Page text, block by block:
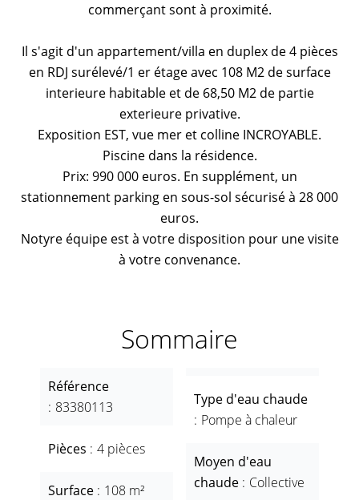
commerçant sont à proximité.
Il s'agit d'un appartement/villa en duplex de 4 pièces
en RDJ surélevé/1 er étage avec 108 M2 de surface
interieure habitable et de 68,50 M2 de partie
exterieure privative.
Exposition EST, vue mer et colline INCROYABLE.
Piscine dans la résidence.
Prix: 990 000 euros. En supplément, un
stationnement parking en sous-sol sécurisé à 28 000
euros.
Notyre équipe est à votre disposition pour une visite
à votre convenance.
Sommaire
Référence
83380113
Pièces 4 pièces
Surface 108 m²
Type d'eau chaude
Pompe à chaleur
Moyen d'eau
chaude
Collective